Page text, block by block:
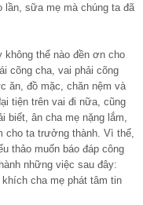
lần, sữa mẹ mà chúng ta đã
không thể nào đền ơn cho
cõng cha, vai phải cõng
ăn, đồ mặc, chăn nệm và
tiện trên vai đi nữa, cũng
biết, ân cha mẹ nặng lắm,
cho ta trưởng thành. Vì thế,
thảo muốn báo đáp công
những việc sau đây:
cha mẹ phát tâm tin